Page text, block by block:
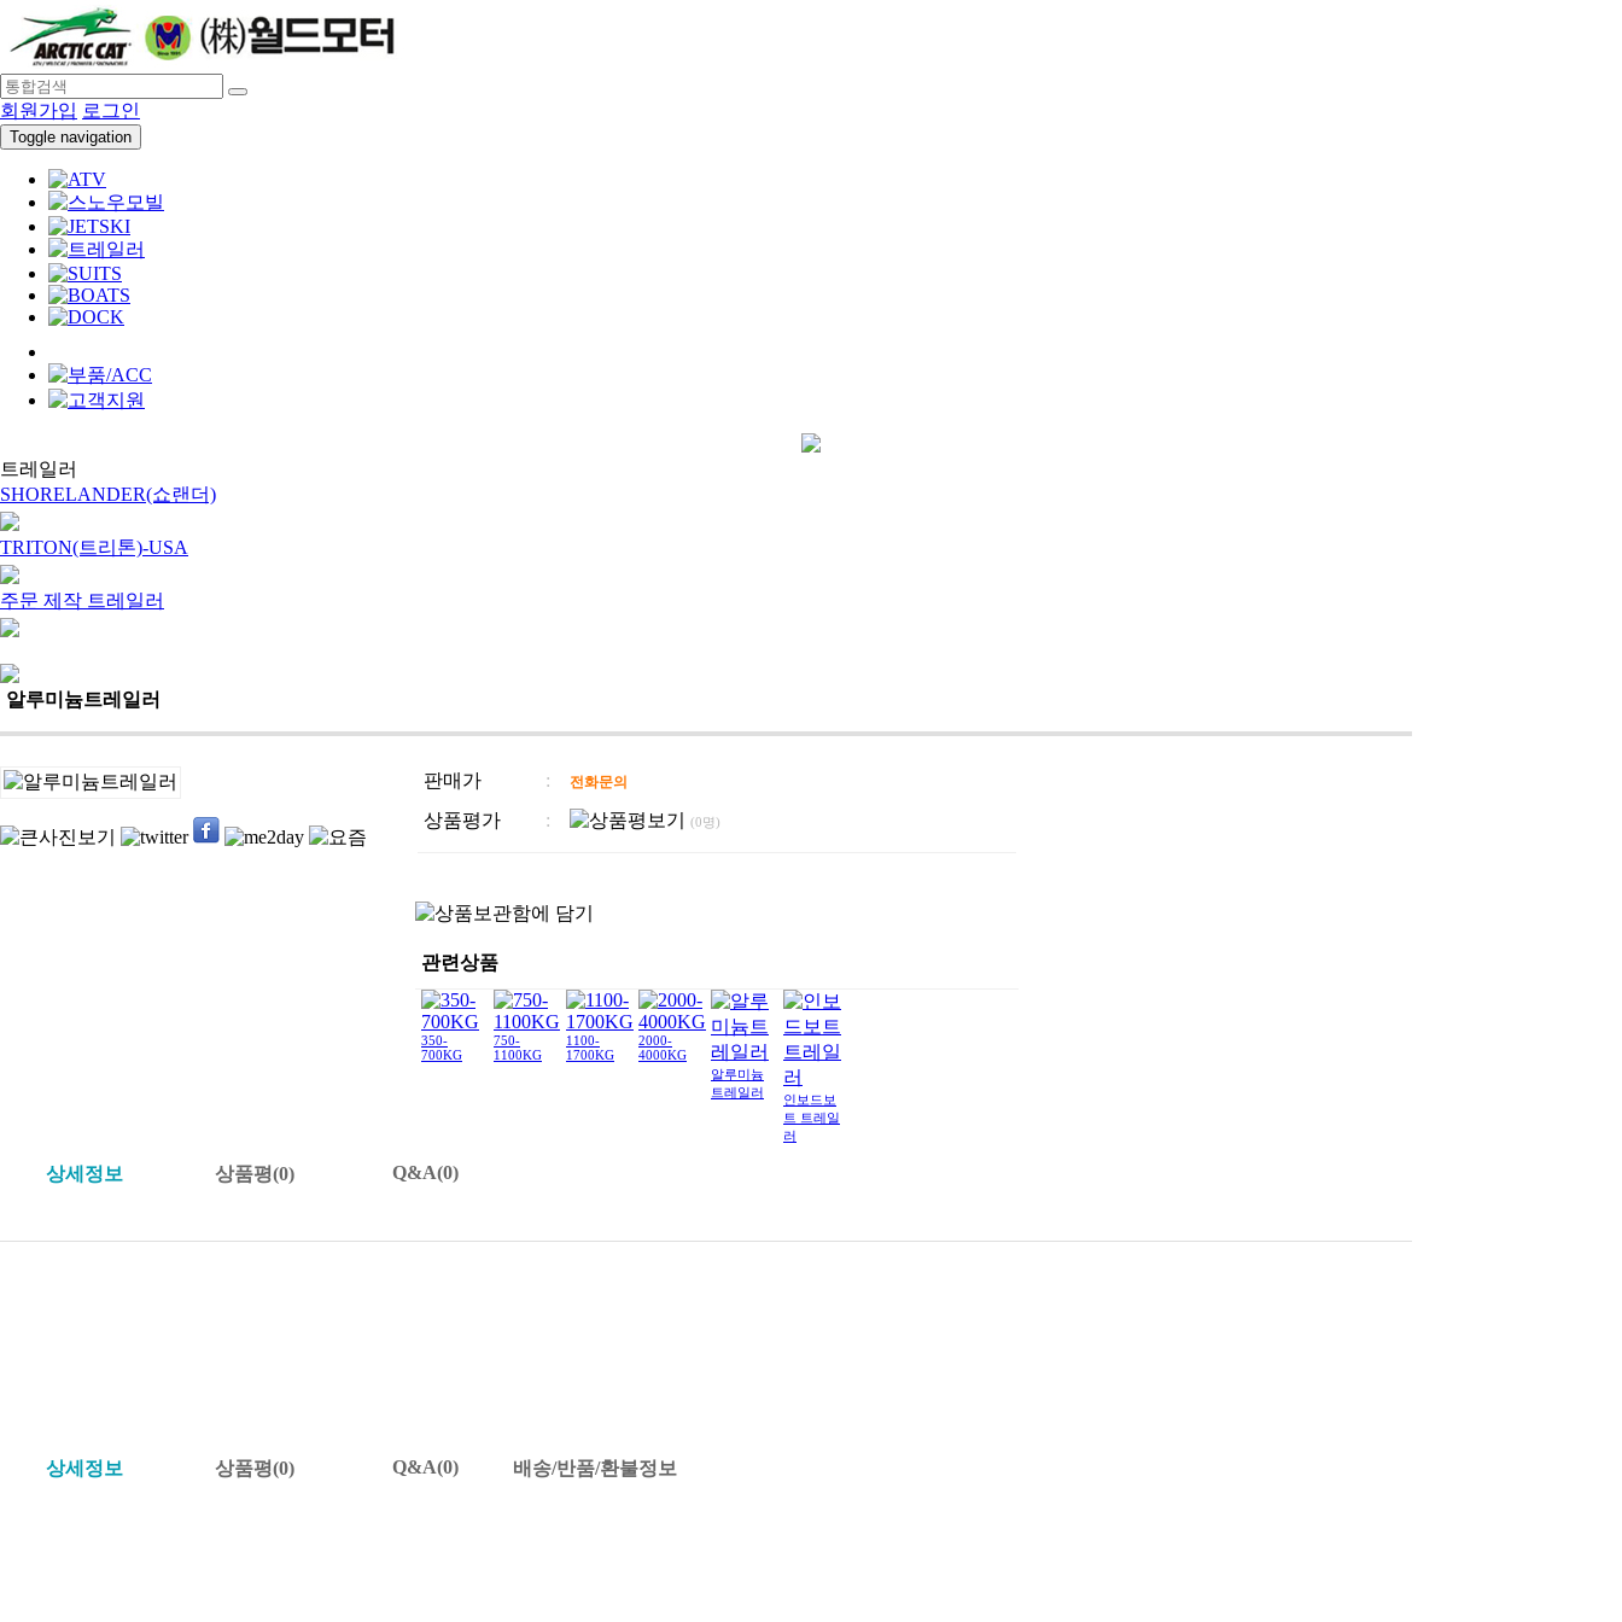
회원가입 로그인
Toggle navigation
트레일러
SHORELANDER(쇼랜더)
TRITON(트리톤)-USA
주문 제작 트레일러
알루미늄트레일러
판매가 : 전화문의
상품평가 : (0명)
관련상품
350-
700KG
750-
1100KG
1100-
1700KG
2000-
4000KG
알루미늄
트레일러
인보드보
트 트레일
러
상세정보 상품평(0) Q&A(0)
상세정보 상품평(0) Q&A(0) 배송/반품/환불정보